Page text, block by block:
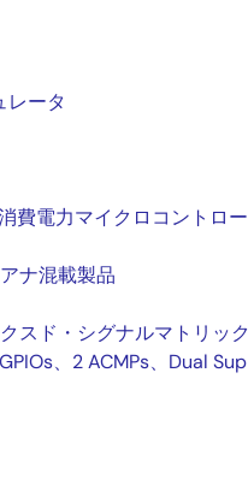
レータ
費電力マイクロコントロ
ナ混載製品
スド・シグナルマトリッ
、2 ACMPs、Dual